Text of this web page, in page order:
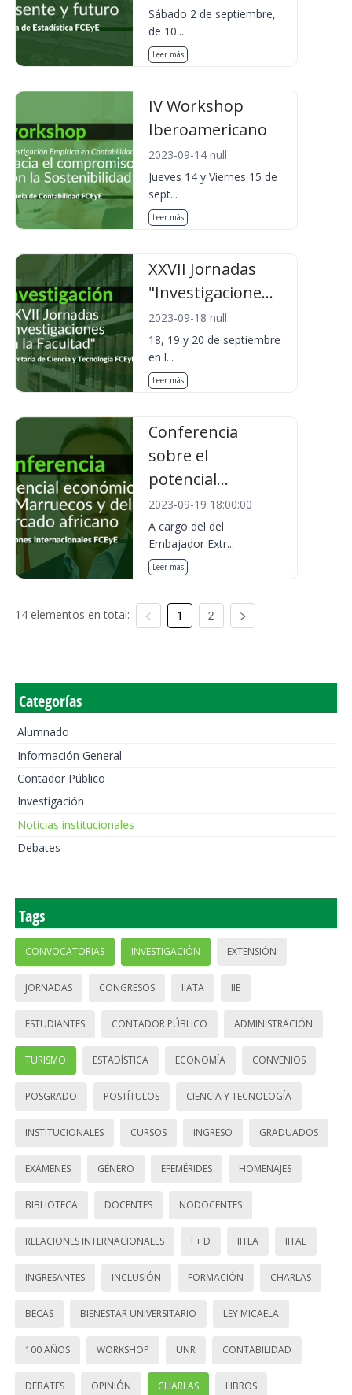
Sábado 2 de septiembre,
de 10....
Leer más
IV Workshop
Iberoamericano
2023-09-14 null
Jueves 14 y Viernes 15 de
sept...
Leer más
XXVII Jornadas
"Investigacione...
2023-09-18 null
18, 19 y 20 de septiembre
en l...
Leer más
Conferencia
sobre el
potencial...
2023-09-19 18:00:00
A cargo del del
Embajador Extr...
Leer más
14 elementos en total: 1 2
Categorías
Alumnado
Información General
Contador Público
Investigación
Noticias institucionales
Debates
Tags
CONVOCATORIAS INVESTIGACIÓN EXTENSIÓN
JORNADAS CONGRESOS IIATA IIE
ESTUDIANTES CONTADOR PÚBLICO ADMINISTRACIÓN
TURISMO ESTADÍSTICA ECONOMÍA CONVENIOS
POSGRADO POSTÍTULOS CIENCIA Y TECNOLOGÍA
INSTITUCIONALES CURSOS INGRESO GRADUADOS
EXÁMENES GÉNERO EFEMÉRIDES HOMENAJES
BIBLIOTECA DOCENTES NODOCENTES
RELACIONES INTERNACIONALES I + D IITEA IITAE
INGRESANTES INCLUSIÓN FORMACIÓN CHARLAS
BECAS BIENESTAR UNIVERSITARIO LEY MICAELA
100 AÑOS WORKSHOP UNR CONTABILIDAD
DEBATES OPINIÓN CHARLAS LIBROS